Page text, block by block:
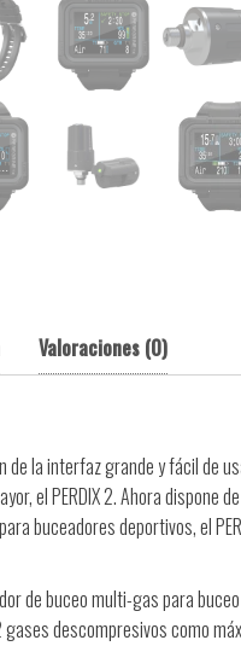
Valoraciones (0)
de la interfaz grande y fácil de
el PERDIX 2. Ahora
buceadores deportivos, el
de buceo multi-gas para
descompresivos como